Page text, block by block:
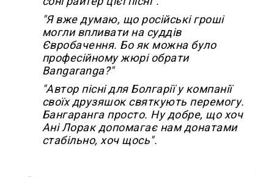
"Я вже думаю, що російські гроші
могли впливати на суддів
Євробачення. Бо як можна було
професійному жюрі обрати
Bangaranga?"
"Автор пісні для Болгарії у компанії
своїх друзяшок святкують перемогу.
Бангаранга просто. Ну добре, що хоч
Ані Лорак допомагає нам донатами
стабільно, хоч щось".